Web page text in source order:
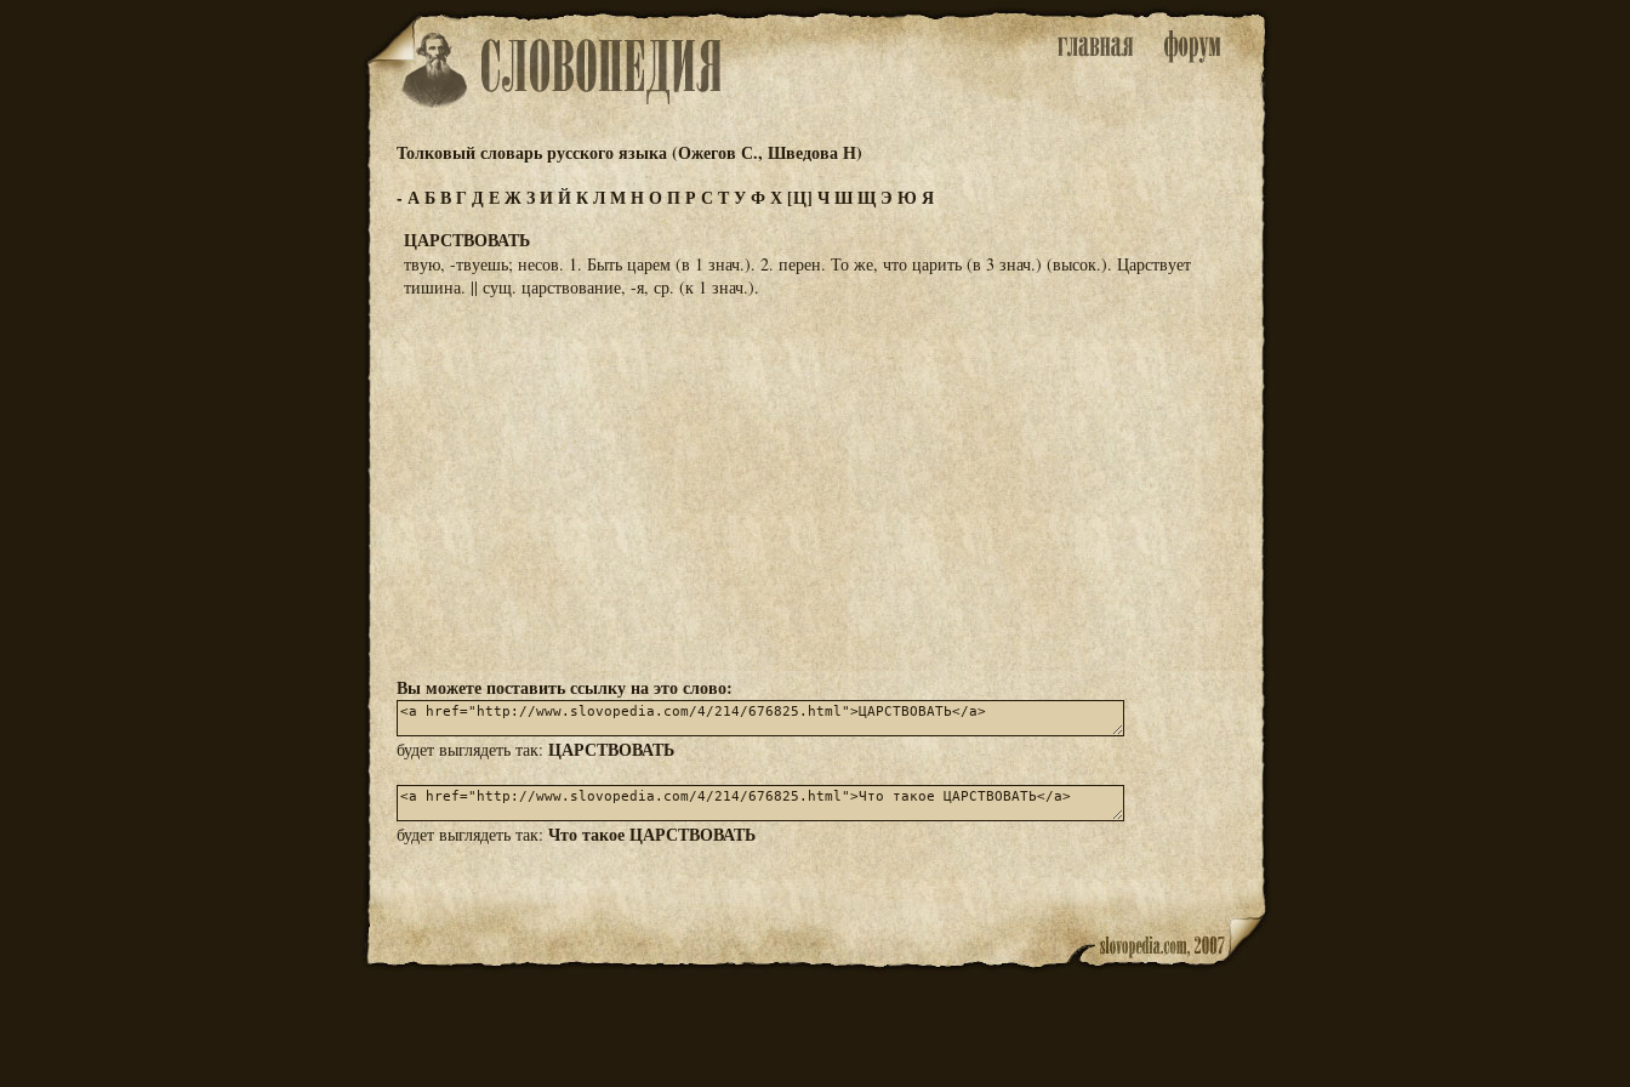
Толковый словарь русского языка (Ожегов С., Шведова Н)
-АБВГДЕЖЗИЙКЛМНОПРСТУФХ [Ц] ЧШЩЭ Ю Я
ЦАРСТВОВАТЬ
твую, -твуешь; несов. 1. Быть царем (в 1 знач.). 2. перен. То же, что царить (в 3 знач.) (высок.). Царствует
тишина. || сущ. царствование, -я, ср. (к 1 знач.).
Вы можете поставить ссылку на это слово:
будет выглядеть так: ЦАРСТВОВАТЬ
будет выглядеть так:Что такое ЦАРСТВОВАТЬ